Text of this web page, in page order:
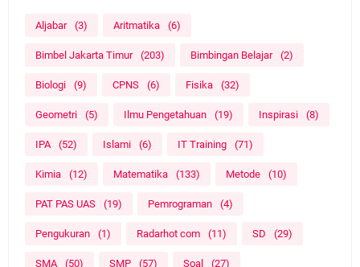
Aljabar (3) Aritmatika (6)
Bimbel Jakarta Timur (203) Bimbingan Belajar (2)
Biologi (9) CPNS (6) Fisika (32)
Geometri (5) Ilmu Pengetahuan (19) Inspirasi (8)
IPA (52) Islami (6) IT Training (71)
Kimia (12) Matematika (133) Metode (10)
PAT PAS UAS (19) Pemrograman (4)
Pengukuran (1) Radarhot com (11) SD (29)
SMA (50) SMP (57) Soal (27)